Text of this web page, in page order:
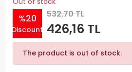
%20
Discount
532,70 TL
426,16 TL
The product is out of stock.